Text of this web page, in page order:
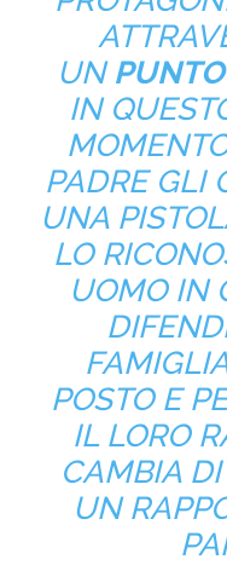
UN
IN
PADRE GLI
UNA
LO
UOMO IN
POSTO E
IL LORO
CAMBIA
UN